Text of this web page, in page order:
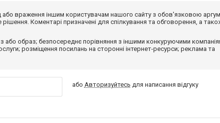
або враження іншим користувачам нашого сайту з обов'язковою
Коментарі призначені для спілкування та обговорення, а
або образ; безпосереднє порівняння з іншими конкуруючими
розміщення посилань на сторонні інтернет-ресурси; реклама та
або Авторизуйтесь для написання відгуку